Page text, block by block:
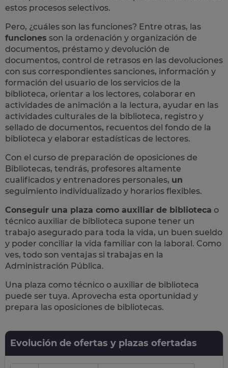
estos procesos selectivos.
Pero, ¿cuáles son las funciones? Entre otras, las
funciones son la ordenación y organización de
documentos, préstamo y devolución de
documentos, control de retrasos en las devoluciones
con sus correspondientes sanciones, información y
formación del usuario de los servicios de la
biblioteca, orientar a los lectores, colaborar en
actividades de animación a la lectura, ayudar en las
actividades culturales de la biblioteca, registro y
sellado de documentos, recuentos del fondo de la
biblioteca y elaborar estadísticas de lectores​.
Con el curso de preparación de oposiciones de
Bibliotecas, tendrás, profesores altamente
cualificados y entrenadores personales, un
seguimiento individualizado y horarios flexibles.
Conseguir una plaza como auxiliar de biblioteca o
técnico auxiliar de biblioteca supone tener un
trabajo asegurado para toda la vida, un buen sueldo
y poder conciliar la vida familiar con la laboral. Como
ves, todo son ventajas si trabajas en la
Administración Pública.
Una plaza como técnico o auxiliar de biblioteca
puede ser tuya. Aprovecha esta oportunidad y
prepara las oposiciones de bibliotecas.
Evolución de ofertas y plazas ofertadas